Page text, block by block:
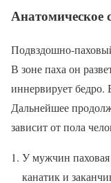
Анатомическое
Подвздошно-
В зоне паха он
иннервирует бедро.
Дальнейшее
зависит от пола
У мужчин паховая
канатик и